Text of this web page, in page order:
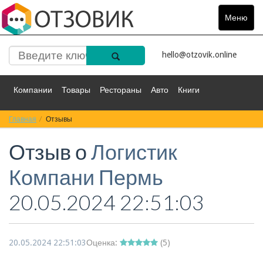
Меню
Toggle
hello@otzovik.online
Компании Товары Рестораны Авто Книги
Спорт Фильмы
Красота Здоровье Остальное
Главная Отзывы
Отзыв оЛогистик
Компани Пермь
20.05.2024 22:51:03
20.05.2024 22:51:03Оценка: (5)